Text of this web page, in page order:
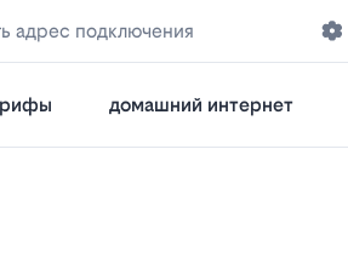
адрес подключения
домашний интернет